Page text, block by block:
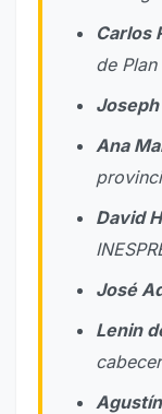
Carlos
de Plan
Joseph
Ana
David
José
Lenin